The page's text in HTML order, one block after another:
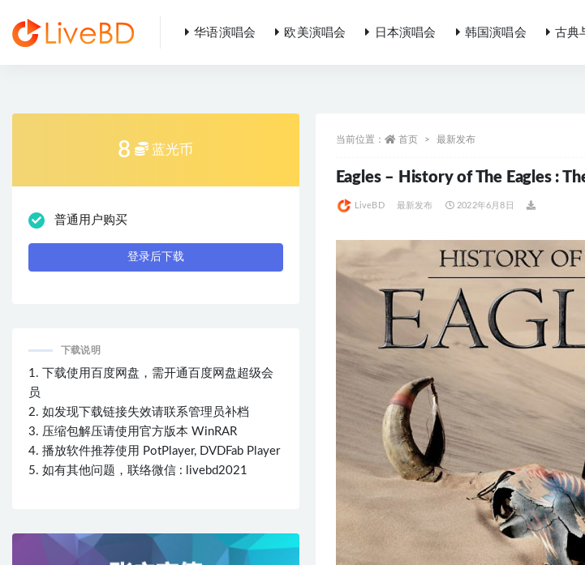
华语演唱会 欧美演唱会 日本演唱会 韩国演唱会 古典
当前位置： 首页 最新发布
Eagles – History of The Eagles :
LiveBD 最新发布 2022年6月8日
8 蓝光币
普通用户购买
登录后下载
下载说明
1. 下载使用百度网盘，需开通百度网盘超级会
员
2. 如发现下载链接失效请联系管理员补档
3. 压缩包解压请使用官方版本 WinRAR
4. 播放软件推荐使用 PotPlayer, DVDFab Player
5. 如有其他问题，联络微信 : livebd2021